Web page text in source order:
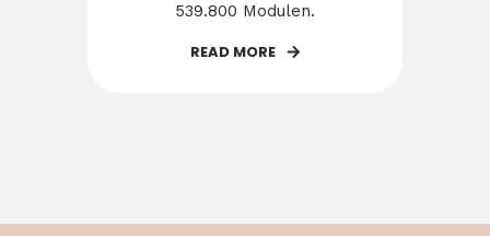
539.800 Modulen.
READ MORE